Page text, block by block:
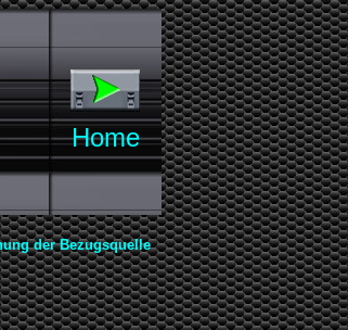
Home
der Bezugsquelle